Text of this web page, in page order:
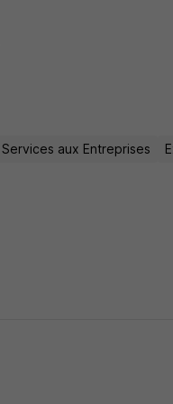
Services aux Entreprises